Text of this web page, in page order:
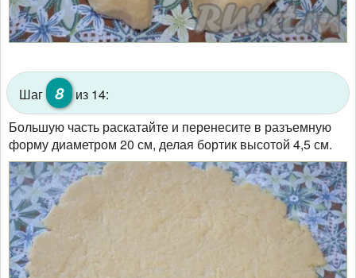
Шаг 8
из 14:
Большую часть раскатайте и перенесите в разъемную
форму диаметром 20 см, делая бортик высотой 4,5 см.